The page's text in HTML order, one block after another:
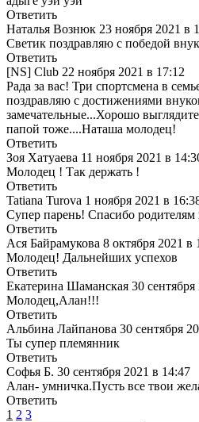
Ответить
Наталья Вознюк 23 ноября 2021 в
Светик поздравляю с победой
Ответить
[NS] Club 22 ноября 2021 в 17:12
Рада за вас! Три спортсмена в
поздравляю с достижениями
замечательные...Хорошо
папой тоже....Наташа молодец!
Ответить
Зоя Хатуаева 11 ноября 2021 в
Молодец ! Так держать !
Ответить
Tatiana Turova 1 ноября 2021 в
Супер парень! Спасибо
Ответить
Ася Байрамукова 8 октября 2021 в
Молодец! Дальнейших успехов
Ответить
Екатерина Шаманская 30
Молодец,Алан!!!
Ответить
Альбина Лайпанова 30 сентября
Ты супер племянник
Ответить
Софья Б. 30 сентября 2021 в 14:47
Алан- умничка.Пусть все твои
Ответить
1 2 3